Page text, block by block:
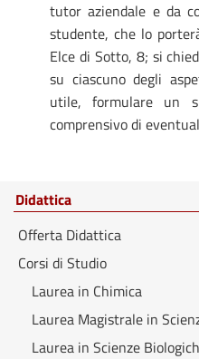
tutor aziendale e da
studente, che lo
Elce di Sotto, 8; si
su ciascuno degli
utile, formulare un
comprensivo di
Didattica
Offerta Didattica
Corsi di Studio
Laurea in Chimica
Laurea Magistrale in
Laurea in Scienze